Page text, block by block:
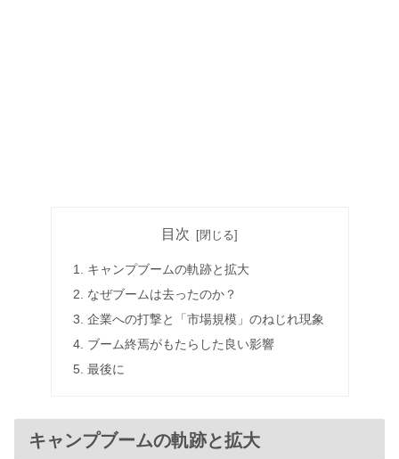
目次
キャンプブームの軌跡と拡大
なぜブームは去ったのか？
企業への打撃と「市場規模」のねじれ現象
ブーム終焉がもたらした良い影響
最後に
キャンプブームの軌跡と拡大